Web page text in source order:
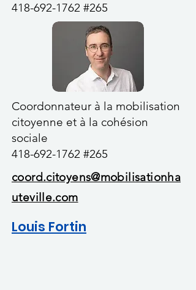
418-692-1762 #265
Coordonnateur à la mobilisation
citoyenne et à la cohésion
sociale
418-692-1762 #265
coord.citoyens@mobilisationha
uteville.com
Louis Fortin